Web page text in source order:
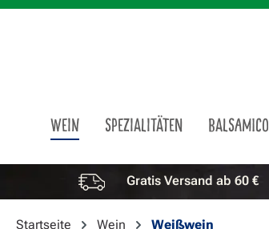
WEIN SPEZIALITÄTEN BALSAMICO
Vorteile überspringen Gratis Versand ab 60 €
Startseite Wein Weißwein